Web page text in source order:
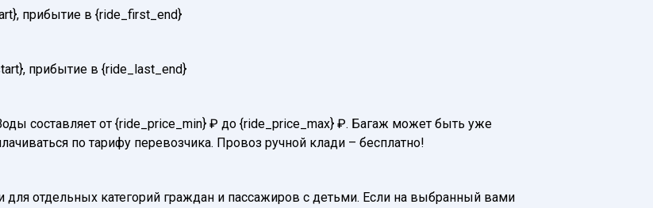
прибытие в {ride_first_end}
прибытие в {ride_last_end}
составляет от {ride_price_min} ₽ до {ride_price_max} ₽. Багаж может быть уже
по тарифу перевозчика. Провоз ручной клади – бесплатно!
отдельных категорий граждан и пассажиров с детьми. Если на выбранный вами